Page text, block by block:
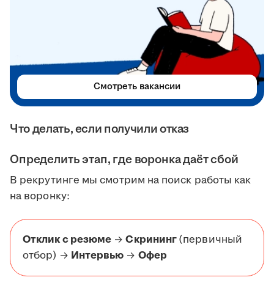
Что делать, если получили отказ
Определить этап, где воронка даёт сбой
В рекрутинге мы смотрим на поиск работы как
на воронку:
Отклик с резюме →Скрининг(первичный
отбор) → Интервью → Офер
Смотреть вакансии